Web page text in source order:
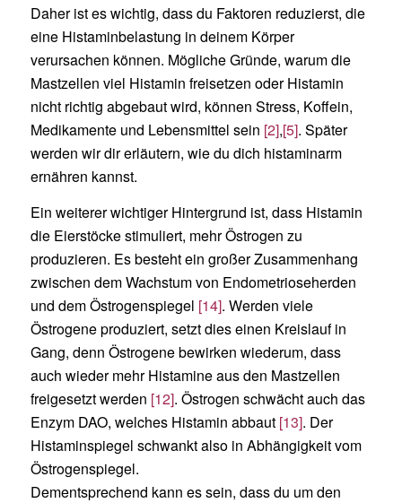
Daher ist es wichtig, dass du Faktoren reduzierst, die
eine Histaminbelastung in deinem Körper
verursachen können. Mögliche Gründe, warum die
Mastzellen viel Histamin freisetzen oder Histamin
nicht richtig abgebaut wird, können Stress, Koffein,
Medikamente und Lebensmittel sein [2],[5]. Später
werden wir dir erläutern, wie du dich histaminarm
ernähren kannst.
Ein weiterer wichtiger Hintergrund ist, dass Histamin
die Eierstöcke stimuliert, mehr Östrogen zu
produzieren. Es besteht ein großer Zusammenhang
zwischen dem Wachstum von Endometrioseherden
und dem Östrogenspiegel [14]. Werden viele
Östrogene produziert, setzt dies einen Kreislauf in
Gang, denn Östrogene bewirken wiederum, dass
auch wieder mehr Histamine aus den Mastzellen
freigesetzt werden [12]. Östrogen schwächt auch das
Enzym DAO, welches Histamin abbaut [13]. Der
Histaminspiegel schwankt also in Abhängigkeit vom
Östrogenspiegel.
Dementsprechend kann es sein, dass du um den